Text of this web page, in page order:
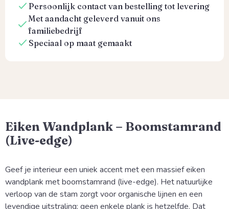
Persoonlijk contact van bestelling tot levering
Met aandacht geleverd vanuit ons
familiebedrijf
Speciaal op maat gemaakt
Eiken Wandplank – Boomstamrand
(Live-edge)
Geef je interieur een uniek accent met een massief eiken
wandplank met boomstamrand (live-edge). Het natuurlijke
verloop van de stam zorgt voor organische lijnen en een
levendige uitstraling; geen enkele plank is hetzelfde. Dat